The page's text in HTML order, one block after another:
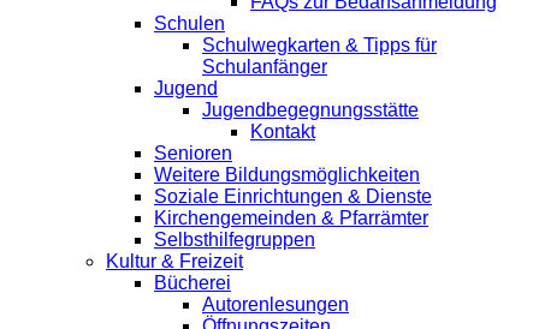
Schulen
Schulwegkarten & Tipps für
Schulanfänger
Jugend
Jugendbegegnungsstätte
Kontakt
Senioren
Weitere Bildungsmöglichkeiten
Soziale Einrichtungen & Dienste
Kirchengemeinden & Pfarrämter
Selbsthilfegruppen
Kultur & Freizeit
Bücherei
Autorenlesungen